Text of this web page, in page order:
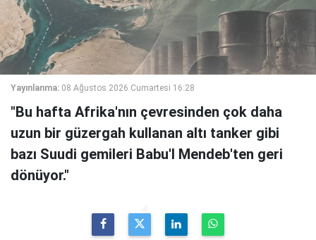
Yayınlanma: 08 Ağustos 2026 Cumartesi 16:28
"Bu hafta Afrika'nın çevresinden çok daha
uzun bir güzergah kullanan altı tanker gibi
bazı Suudi gemileri Babu'l Mendeb'ten geri
dönüyor."